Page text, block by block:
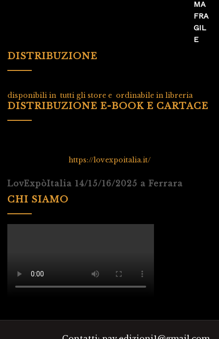
DISTRIBUZIONE
disponibili in tutti gli store e ordinabile in libreria
DISTRIBUZIONE E-BOOK E CARTACE
https://lovexpoitalia.it/
LovExpòItalia 14/15/16/2025 a Ferrara
CHI SIAMO